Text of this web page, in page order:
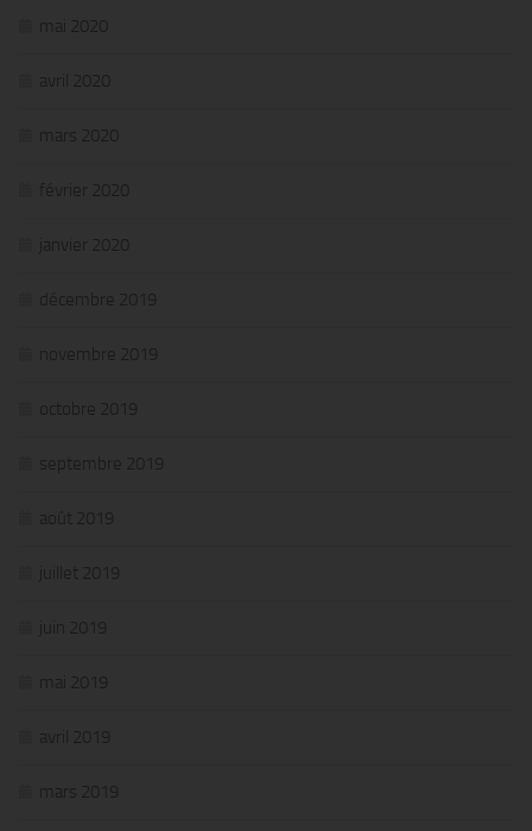
mai 2020
avril 2020
mars 2020
février 2020
janvier 2020
décembre 2019
novembre 2019
octobre 2019
septembre 2019
août 2019
juillet 2019
juin 2019
mai 2019
avril 2019
mars 2019